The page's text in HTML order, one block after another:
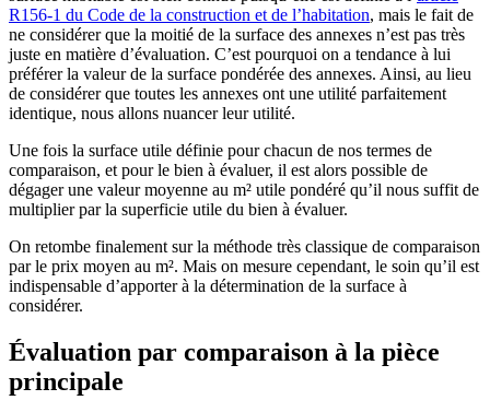
R156-1 du Code de la construction et de l’habitation, mais le fait de
ne considérer que la moitié de la surface des annexes n’est pas très
juste en matière d’évaluation. C’est pourquoi on a tendance à lui
préférer la valeur de la surface pondérée des annexes. Ainsi, au lieu
de considérer que toutes les annexes ont une utilité parfaitement
identique, nous allons nuancer leur utilité.
Une fois la surface utile définie pour chacun de nos termes de
comparaison, et pour le bien à évaluer, il est alors possible de
dégager une valeur moyenne au m² utile pondéré qu’il nous suffit de
multiplier par la superficie utile du bien à évaluer.
On retombe finalement sur la méthode très classique de comparaison
par le prix moyen au m². Mais on mesure cependant, le soin qu’il est
indispensable d’apporter à la détermination de la surface à
considérer.
Évaluation par comparaison à la pièce
principale